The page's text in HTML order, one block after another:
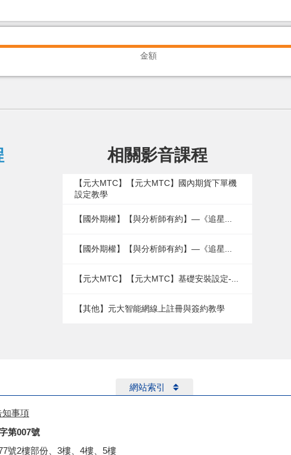
金額
相關影音課程
【元大MTC】【元大MTC】國內期貨下單機
設定教學
【國外期權】【與分析師有約】—《追星...
【國外期權】【與分析師有約】—《追星...
【元大MTC】【元大MTC】基礎安裝設定-...
【其他】元大智能網線上註冊與簽約教學
網站索引
知事項
第007號
號2樓部份、3樓、4樓、5樓